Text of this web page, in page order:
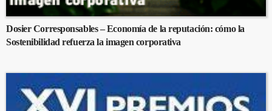
Dosier Corresponsables – Economía de la reputación: cómo la
Sostenibilidad refuerza la imagen corporativa